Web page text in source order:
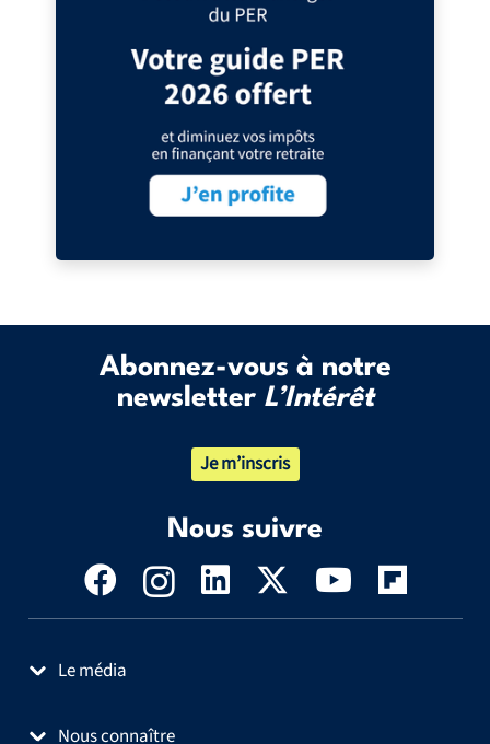
Abonnez-vous à notre
newsletter L’Intérêt
Je m’inscris
Nous suivre
Le média
Nous connaître